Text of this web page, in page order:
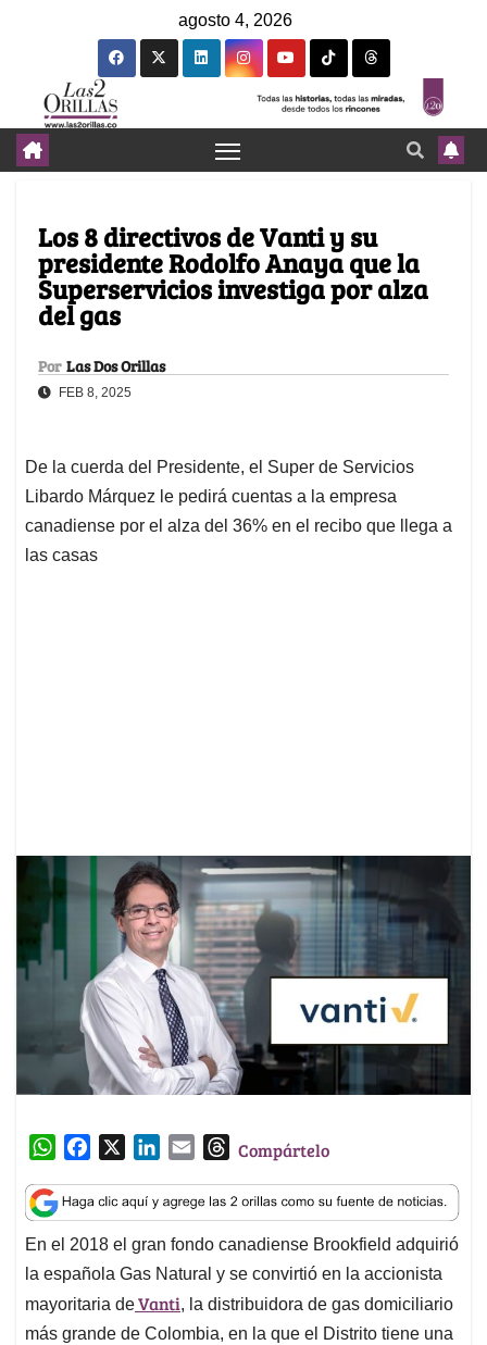
agosto 4, 2026
Los 8 directivos de Vanti y su
presidente Rodolfo Anaya que la
Superservicios investiga por alza
del gas
Por Las Dos Orillas
FEB 8, 2025
De la cuerda del Presidente, el Super de Servicios
Libardo Márquez le pedirá cuentas a la empresa
canadiense por el alza del 36% en el recibo que llega a
las casas
W
a
t
s
A
p
p
c
e
b
o
o
k
n
k
e
d
I
n
a
i
l
T
r
e
a
d
s
Compártelo
En el 2018 el gran fondo canadiense Brookfield adquirió
la española Gas Natural y se convirtió en la accionista
mayoritaria deVanti, la distribuidora de gas domiciliario
más grande de Colombia, en la que el Distrito tiene una